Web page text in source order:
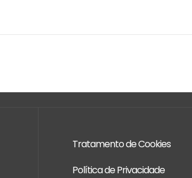
Tratamento de Cookies
Política de Privacidade